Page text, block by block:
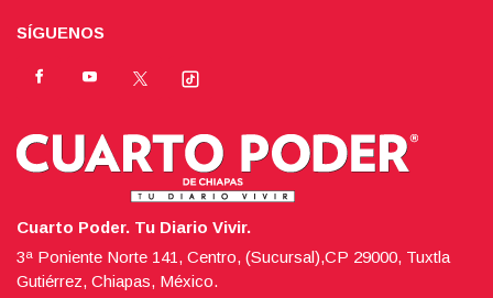
SÍGUENOS
Cuarto Poder. Tu Diario Vivir.
3ª Poniente Norte 141, Centro, (Sucursal),CP 29000, Tuxtla
Gutiérrez, Chiapas, México.